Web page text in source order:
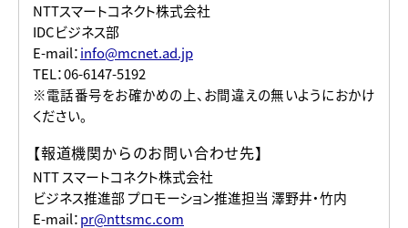
NTTスマートコネクト株式会社
IDCビジネス部
E-mail：info@mcnet.ad.jp
TEL：06-6147-5192
※電話番号をお確かめの上、お間違えの無いようにおかけ
ください。
【報道機関からのお問い合わせ先】
NTT スマートコネクト株式会社
ビジネス推進部 プロモーション推進担当 澤野井・竹内
E-mail：pr@nttsmc.com